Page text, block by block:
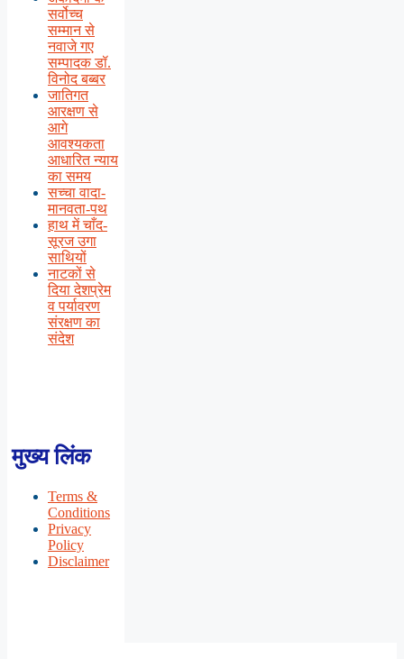
सर्वोच्च
सम्मान से
नवाजे गए
सम्पादक डॉ.
विनोद बब्बर
जातिगत
आरक्षण से
आगे
आवश्यकता
आधारित न्याय
का समय
सच्चा वादा-
मानवता-पथ
हाथ में चाँद-
सूरज उगा
साथियों
नाटकों से
दिया देशप्रेम
व पर्यावरण
संरक्षण का
संदेश
मुख्य लिंक
Terms &
Conditions
Privacy
Policy
Disclaimer